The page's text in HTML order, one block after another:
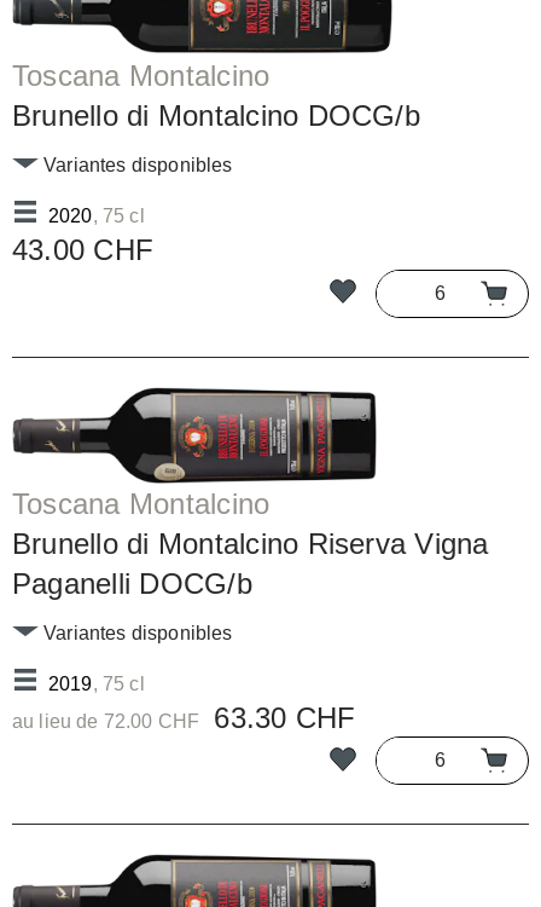
Toscana Montalcino
Brunello di Montalcino DOCG/b
2020, 75 cl
Variantes disponibles
43.00 CHF
Toscana Montalcino
Brunello di Montalcino Riserva Vigna
Paganelli DOCG/b
2019, 75 cl
Variantes disponibles
au lieu de 72.00 CHF 63.30 CHF